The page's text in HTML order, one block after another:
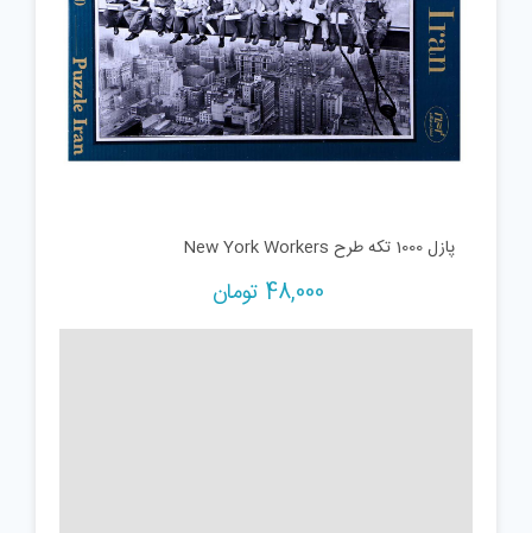
پازل 1000 تکه طرح New York Workers
48,000 تومان